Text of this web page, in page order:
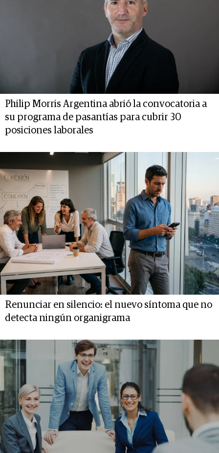
Philip Morris Argentina abrió la convocatoria a
su programa de pasantías para cubrir 30
posiciones laborales
Renunciar en silencio: el nuevo síntoma que no
detecta ningún organigrama